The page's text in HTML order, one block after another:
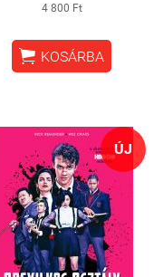
4 800 Ft
 KOSÁRBA
ÚJ